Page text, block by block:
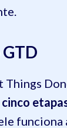
Things
funciona